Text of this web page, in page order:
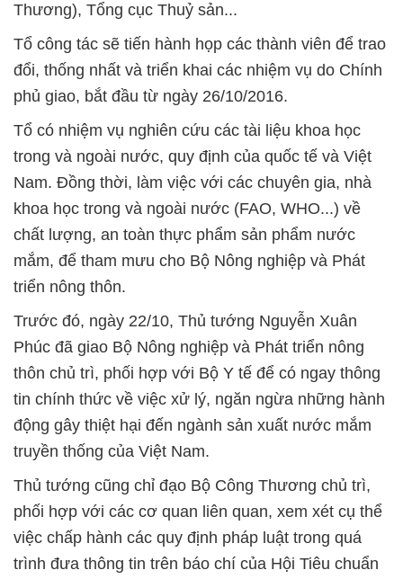
Thương), Tổng cục Thuỷ sản...
Tổ công tác sẽ tiến hành họp các thành viên để trao
đổi, thống nhất và triển khai các nhiệm vụ do Chính
phủ giao, bắt đầu từ ngày 26/10/2016.
Tổ có nhiệm vụ nghiên cứu các tài liệu khoa học
trong và ngoài nước, quy định của quốc tế và Việt
Nam. Đồng thời, làm việc với các chuyên gia, nhà
khoa học trong và ngoài nước (FAO, WHO...) về
chất lượng, an toàn thực phẩm sản phẩm nước
mắm, để tham mưu cho Bộ Nông nghiệp và Phát
triển nông thôn.
Trước đó, ngày 22/10, Thủ tướng Nguyễn Xuân
Phúc đã giao Bộ Nông nghiệp và Phát triển nông
thôn chủ trì, phối hợp với Bộ Y tế để có ngay thông
tin chính thức về việc xử lý, ngăn ngừa những hành
động gây thiệt hại đến ngành sản xuất nước mắm
truyền thống của Việt Nam.
Thủ tướng cũng chỉ đạo Bộ Công Thương chủ trì,
phối hợp với các cơ quan liên quan, xem xét cụ thể
việc chấp hành các quy định pháp luật trong quá
trình đưa thông tin trên báo chí của Hội Tiêu chuẩn